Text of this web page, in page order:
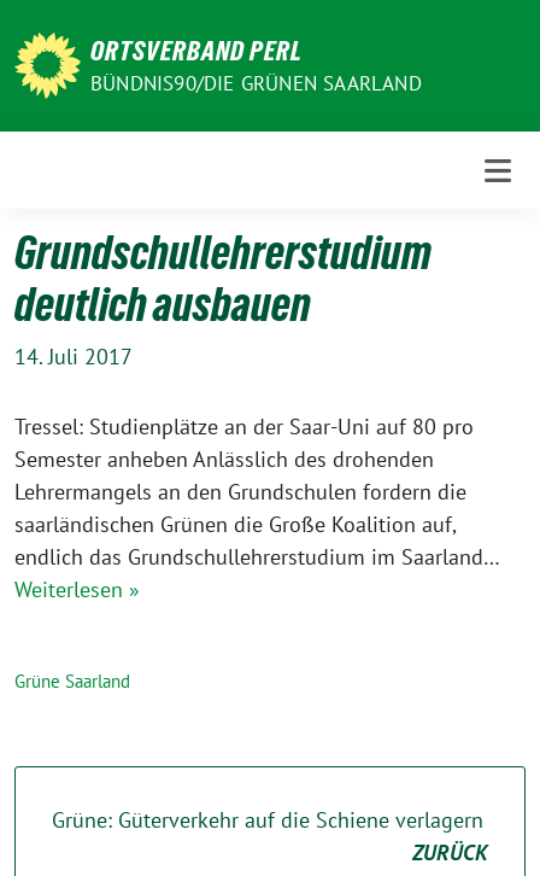
zum
Inhalt
ORTSVERBAND PERL
BÜNDNIS90/DIE GRÜNEN SAARLAND
Grundschullehrerstudium
deutlich ausbauen
14. Juli 2017
Tressel: Studienplätze an der Saar-Uni auf 80 pro
Semester anheben Anlässlich des drohenden
Lehrermangels an den Grundschulen fordern die
saarländischen Grünen die Große Koalition auf,
endlich das Grundschullehrerstudium im Saarland…
Weiterlesen »
Grüne Saarland
Grüne: Güterverkehr auf die Schiene verlagern
ZURÜCK